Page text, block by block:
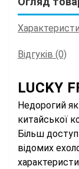
Відгуків (0)
LUCKY
Недорогий
китайської
Більш
відомих